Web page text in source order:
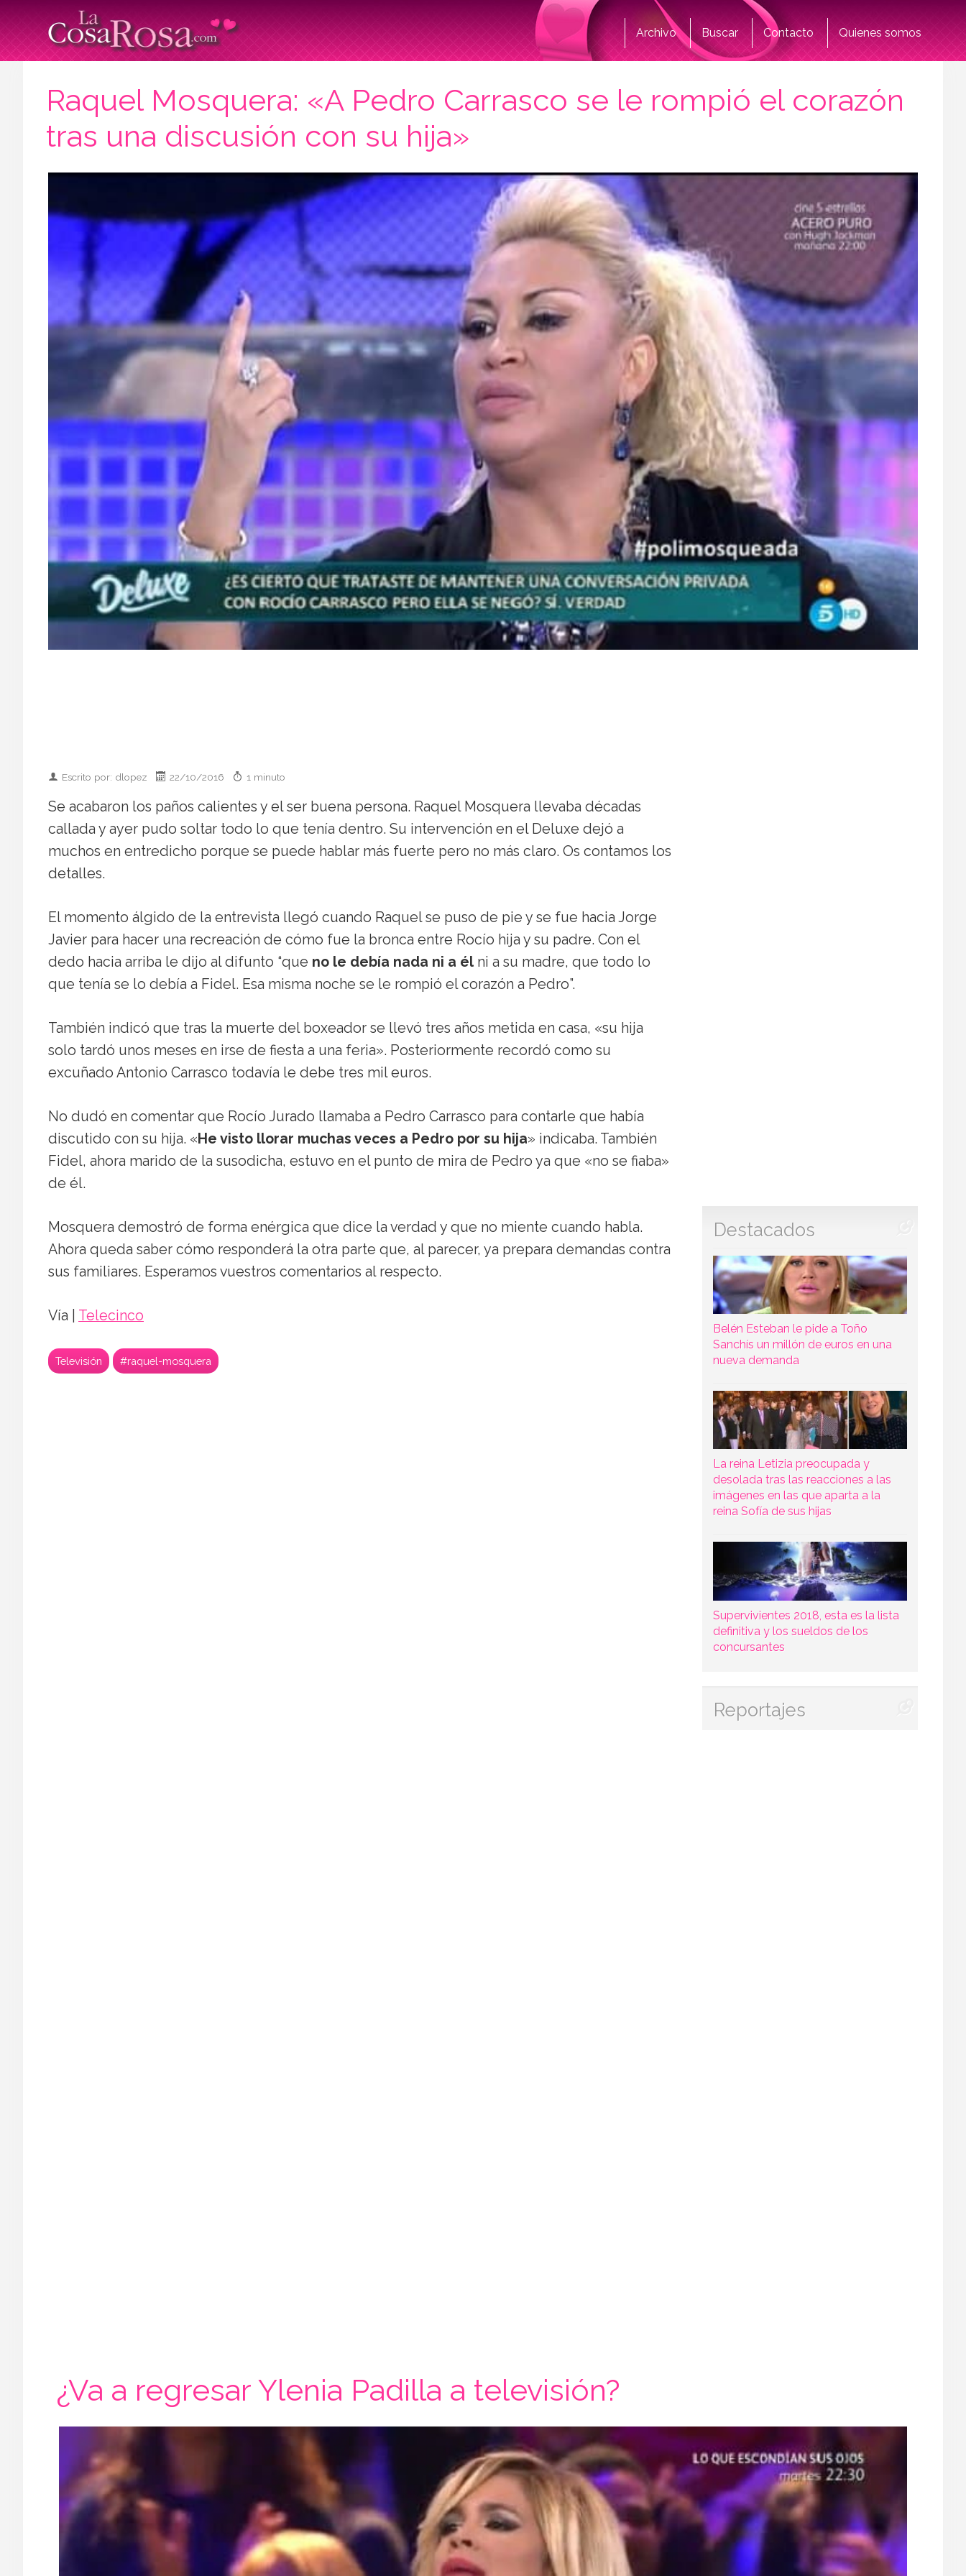
Archivo Buscar Contacto Quienes somos
Raquel Mosquera: «A Pedro Carrasco se le rompió el corazón
tras una discusión con su hija»
Escrito por: dlopez 22/10/2016 1 minuto
Se acabaron los paños calientes y el ser buena persona. Raquel Mosquera llevaba décadas
callada y ayer pudo soltar todo lo que tenía dentro. Su intervención en el Deluxe dejó a
muchos en entredicho porque se puede hablar más fuerte pero no más claro. Os contamos los
detalles.
El momento álgido de la entrevista llegó cuando Raquel se puso de pie y se fue hacia Jorge
Javier para hacer una recreación de cómo fue la bronca entre Rocío hija y su padre. Con el
dedo hacia arriba le dijo al difunto “que no le debía nada ni a él ni a su madre, que todo lo
que tenía se lo debía a Fidel. Esa misma noche se le rompió el corazón a Pedro”.
También indicó que tras la muerte del boxeador se llevó tres años metida en casa, «su hija
solo tardó unos meses en irse de fiesta a una feria». Posteriormente recordó como su
excuñado Antonio Carrasco todavía le debe tres mil euros.
No dudó en comentar que Rocío Jurado llamaba a Pedro Carrasco para contarle que había
discutido con su hija. «He visto llorar muchas veces a Pedro por su hija» indicaba. También
Fidel, ahora marido de la susodicha, estuvo en el punto de mira de Pedro ya que «no se fiaba»
de él.
Mosquera demostró de forma enérgica que dice la verdad y que no miente cuando habla.
Ahora queda saber cómo responderá la otra parte que, al parecer, ya prepara demandas contra
sus familiares. Esperamos vuestros comentarios al respecto.
Vía | Telecinco
Televisión #raquel-mosquera
Destacados
Belén Esteban le pide a Toño
Sanchís un millón de euros en una
nueva demanda
La reina Letizia preocupada y
desolada tras las reacciones a las
imágenes en las que aparta a la
reina Sofía de sus hijas
Supervivientes 2018, esta es la lista
definitiva y los sueldos de los
concursantes
Reportajes
¿Va a regresar Ylenia Padilla a televisión?